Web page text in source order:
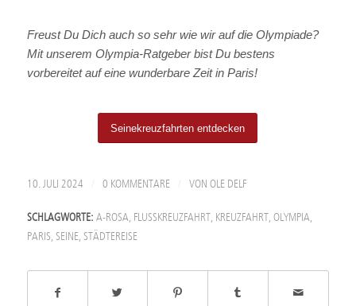
Freust Du Dich auch so sehr wie wir auf die Olympiade?
Mit unserem Olympia-Ratgeber bist Du bestens
vorbereitet auf eine wunderbare Zeit in Paris!
Seinekreuzfahrten entdecken
10. JULI 2024 0 KOMMENTARE VON OLE DELF
SCHLAGWORTE: A-ROSA, FLUSSKREUZFAHRT, KREUZFAHRT, OLYMPIA,
PARIS, SEINE, STÄDTEREISE